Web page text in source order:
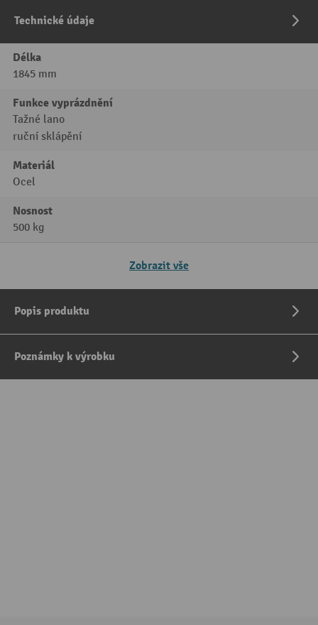
Technické údaje
Délka
1845 mm
Funkce vyprázdnění
Tažné lano
ruční sklápění
Materiál
Ocel
Nosnost
500 kg
Zobrazit vše
Popis produktu
Poznámky k výrobku